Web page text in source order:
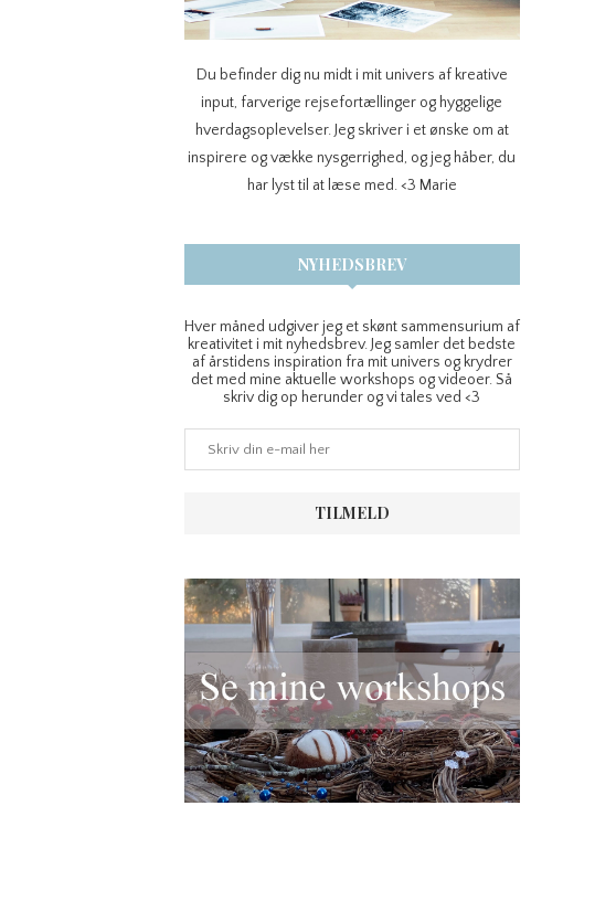
Du befinder dig nu midt i mit univers af kreative
input, farverige rejsefortællinger og hyggelige
hverdagsoplevelser. Jeg skriver i et ønske om at
inspirere og vække nysgerrighed, og jeg håber, du
har lyst til at læse med. <3 Marie
NYHEDSBREV
Hver måned udgiver jeg et skønt sammensurium af
kreativitet i mit nyhedsbrev. Jeg samler det bedste
af årstidens inspiration fra mit univers og krydrer
det med mine aktuelle workshops og videoer. Så
skriv dig op herunder og vi tales ved <3